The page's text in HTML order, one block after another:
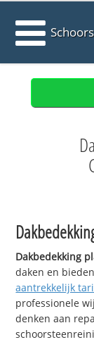
Dakbedekking
daken en
aantrekkelijk
professionele
denken aan